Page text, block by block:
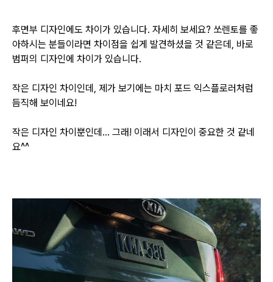
후면부 디자인에도 차이가 있습니다. 자세히 보세요? 쏘렌토를 좋
아하시는 분들이라면 차이점을 쉽게 발견하셨을 것 같은데, 바로
범퍼의 디자인에 차이가 있습니다.
작은 디자인 차이인데, 제가 보기에는 마치 포드 익스플로러처럼
듬직해 보이네요!
작은 디자인 차이뿐인데... 그래! 이래서 디자인이 중요한 것 같네
요^^